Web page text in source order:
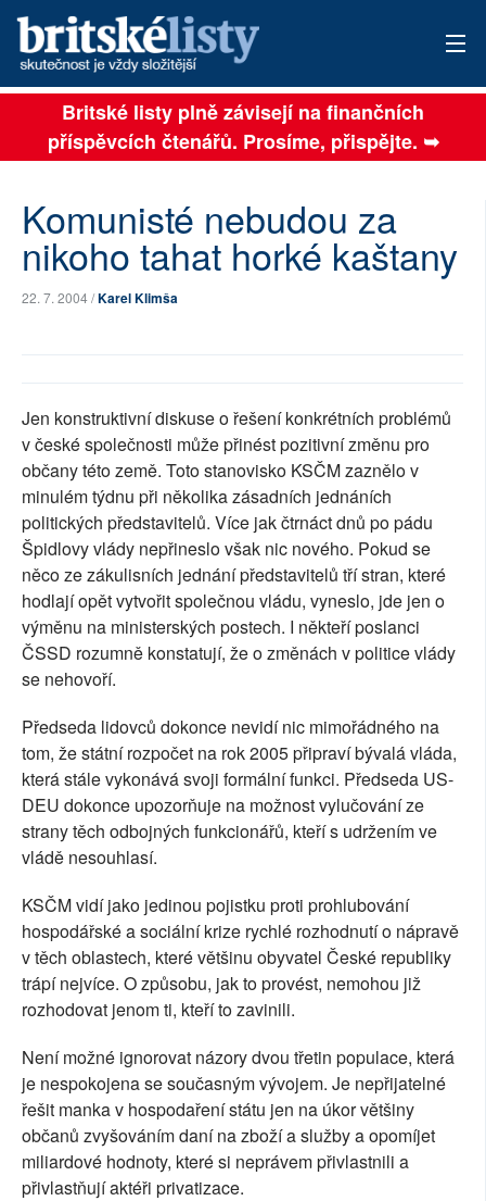
AKTUÁLNÍ VYDÁNÍ
ARCHIV
TÉMATA
AUTOŘI
PLNÁ VERZE STRÁNEK
Britské listy plně závisejí na finančních
příspěvcích čtenářů. Prosíme, přispějte. ➥
Komunisté nebudou za
nikoho tahat horké kaštany
22. 7. 2004 /Karel Klimša
Jen konstruktivní diskuse o řešení konkrétních problémů
v české společnosti může přinést pozitivní změnu pro
občany této země. Toto stanovisko KSČM zaznělo v
minulém týdnu při několika zásadních jednáních
politických představitelů. Více jak čtrnáct dnů po pádu
Špidlovy vlády nepřineslo však nic nového. Pokud se
něco ze zákulisních jednání představitelů tří stran, které
hodlají opět vytvořit společnou vládu, vyneslo, jde jen o
výměnu na ministerských postech. I někteří poslanci
ČSSD rozumně konstatují, že o změnách v politice vlády
se nehovoří.
Předseda lidovců dokonce nevidí nic mimořádného na
tom, že státní rozpočet na rok 2005 připraví bývalá vláda,
která stále vykonává svoji formální funkci. Předseda US-
DEU dokonce upozorňuje na možnost vylučování ze
strany těch odbojných funkcionářů, kteří s udržením ve
vládě nesouhlasí.
KSČM vidí jako jedinou pojistku proti prohlubování
hospodářské a sociální krize rychlé rozhodnutí o nápravě
v těch oblastech, které většinu obyvatel České republiky
trápí nejvíce. O způsobu, jak to provést, nemohou již
rozhodovat jenom ti, kteří to zavinili.
Není možné ignorovat názory dvou třetin populace, která
je nespokojena se současným vývojem. Je nepřijatelné
řešit manka v hospodaření státu jen na úkor většiny
občanů zvyšováním daní na zboží a služby a opomíjet
miliardové hodnoty, které si neprávem přivlastnili a
přivlastňují aktéři privatizace.